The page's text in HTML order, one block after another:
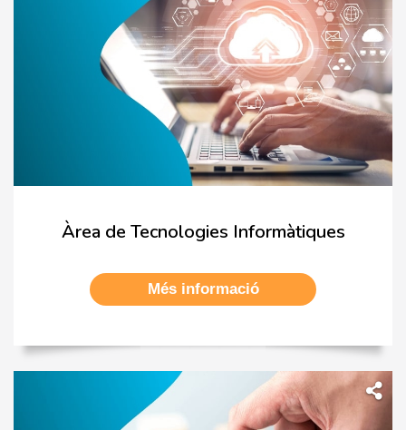
Àrea de Tecnologies Informàtiques
Més informació